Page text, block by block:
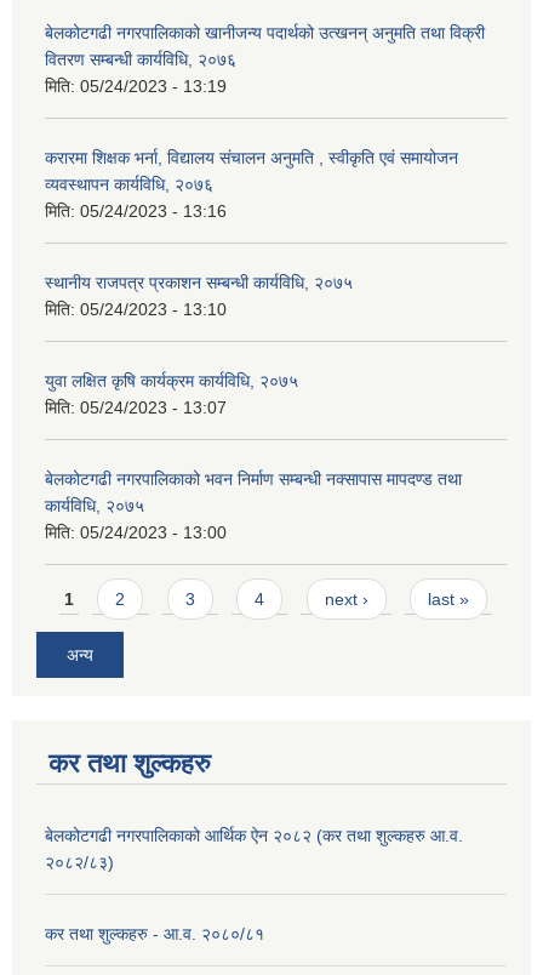
बेलकोटगढी नगरपालिकाको खानीजन्य पदार्थको उत्खनन् अनुमति तथा विक्री
वितरण सम्बन्धी कार्यविधि, २०७६
मिति: 05/24/2023 - 13:19
करारमा शिक्षक भर्ना, विद्यालय संचालन अनुमति , स्वीकृति एवं समायोजन
व्यवस्थापन कार्यविधि, २०७६
मिति: 05/24/2023 - 13:16
स्थानीय राजपत्र प्रकाशन सम्बन्धी कार्यविधि, २०७५
मिति: 05/24/2023 - 13:10
युवा लक्षित कृषि कार्यक्रम कार्यविधि, २०७५
मिति: 05/24/2023 - 13:07
बेलकोटगढी नगरपालिकाको भवन निर्माण सम्बन्धी नक्सापास मापदण्ड तथा
कार्यविधि, २०७५
मिति: 05/24/2023 - 13:00
Pages
1 2 3 4 next › last »
अन्य
कर तथा शुल्कहरु
बेलकोटगढी नगरपालिकाको आर्थिक ऐन २०८२ (कर तथा शुल्कहरु आ.व.
२०८२/८३)
कर तथा शुल्कहरु - आ.व. २०८०/८१